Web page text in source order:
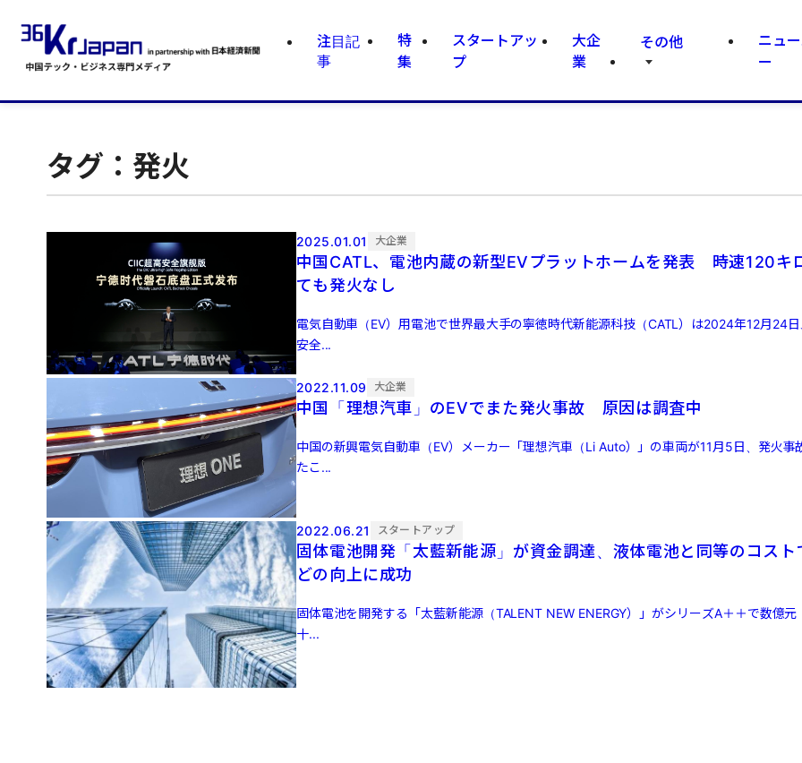
注目記
事
特
集
スタートアッ
プ
大企
業
その他
ニュ
ー
タグ：発火
2025.01.01 大企業
中国CATL、電池内蔵の新型EVプラットホームを発表 時速120キ
ても発火なし
電気自動車（EV）用電池で世界最大手の寧徳時代新能源科技（CATL）は2024年12月24
安全...
2022.11.09 大企業
中国「理想汽車」のEVでまた発火事故 原因は調査中
中国の新興電気自動車（EV）メーカー「理想汽車（Li Auto）」の車両が11月5日、発火事
たこ...
2022.06.21 スタートアップ
固体電池開発「太藍新能源」が資金調達、液体電池と同等のコスト
どの向上に成功
固体電池を開発する「太藍新能源（TALENT NEW ENERGY）」がシリーズA＋＋で数億
十...